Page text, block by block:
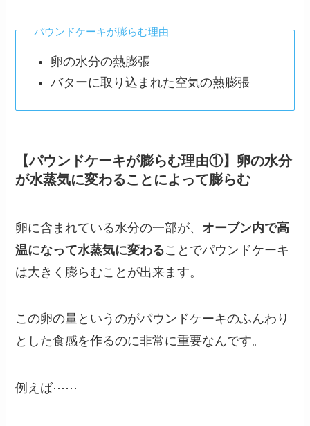
パウンドケーキが膨らむ理由
卵の水分の熱膨張
バターに取り込まれた空気の熱膨張
【パウンドケーキが膨らむ理由①】卵の水分
が水蒸気に変わることによって膨らむ
卵に含まれている水分の一部が、 オーブン内で高
温になって水蒸気に変わることでパウンドケーキ
は大きく膨らむことが出来ます。
この卵の量というのがパウンドケーキのふんわり
とした食感を作るのに非常に重要なんです。
例えば⋯⋯